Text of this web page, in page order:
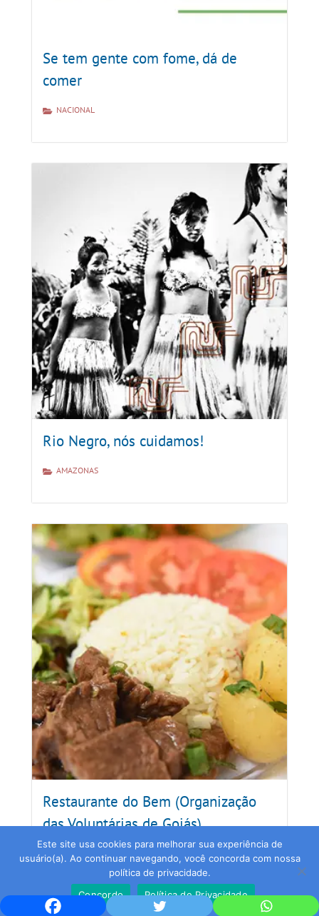
Se tem gente com fome, dá de
comer
NACIONAL
Rio Negro, nós cuidamos!
AMAZONAS
Restaurante do Bem (Organização
das Voluntárias de Goiás)
GOIÁS
Este site usa cookies para melhorar sua experiência de
usuário(a). Ao continuar navegando, você concorda com nossa
política de privacidade.
Concordo
Política de Privacidade